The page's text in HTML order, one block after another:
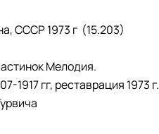
СССР 1973 г (15.203)
Мелодия.
1917 гг, реставрация 1973 г.